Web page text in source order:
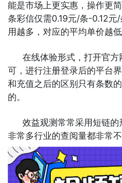
能是市场上更实惠，操作更
条彩信仅需0.19元/条-0.12元
用越多，对应的平均单价越低
在线体验形式，打开官
可，进行注册登录后的平台
和充值之后的区别只有条数
的。
效益观测常常采用短链的
非常多行业的查阅量都非常不